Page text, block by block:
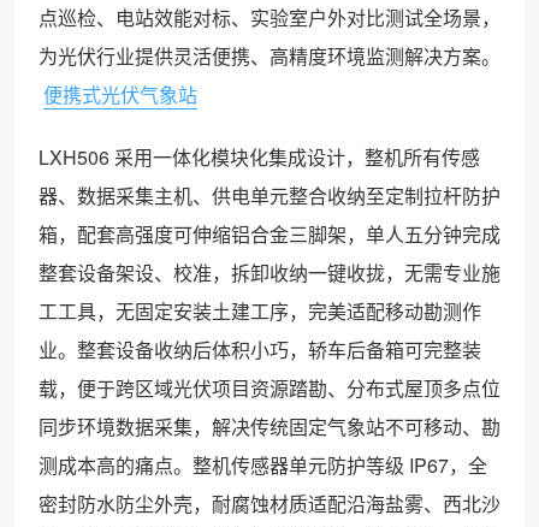
点巡检、电站效能对标、实验室户外对比测试全场景，
为光伏行业提供灵活便携、高精度环境监测解决方案。
便携式光伏气象站
LXH506 采用一体化模块化集成设计，整机所有传感
器、数据采集主机、供电单元整合收纳至定制拉杆防护
箱，配套高强度可伸缩铝合金三脚架，单人五分钟完成
整套设备架设、校准，拆卸收纳一键收拢，无需专业施
工工具，无固定安装土建工序，完美适配移动勘测作
业。整套设备收纳后体积小巧，轿车后备箱可完整装
载，便于跨区域光伏项目资源踏勘、分布式屋顶多点位
同步环境数据采集，解决传统固定气象站不可移动、勘
测成本高的痛点。整机传感器单元防护等级 IP67，全
密封防水防尘外壳，耐腐蚀材质适配沿海盐雾、西北沙